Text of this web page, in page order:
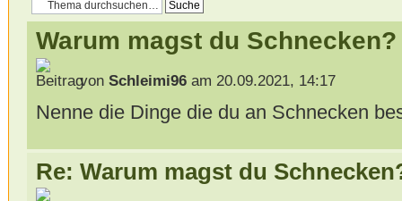
Warum magst du Schnecken?
von Schleimi96am 20.09.2021, 14:17
Nenne die Dinge die du an Schnecken
Re: Warum magst du